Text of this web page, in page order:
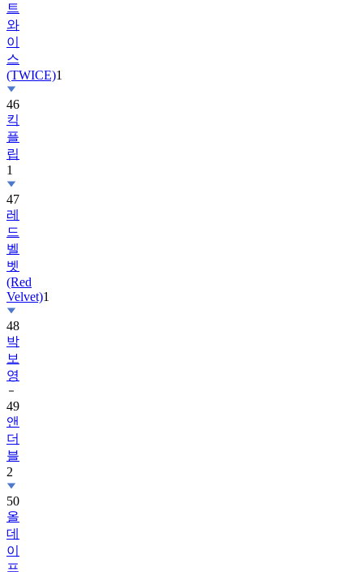
트
와
이
스
(TWICE)1
46
킥
플
립
1
47
레
드
벨
벳
(Red
Velvet)1
48
박
보
영
49
앤
더
블
2
50
올
데
이
프